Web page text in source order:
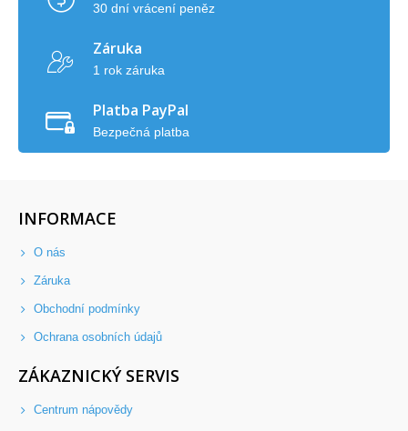
30 dní vrácení peněz
Záruka
1 rok záruka
Platba PayPal
Bezpečná platba
INFORMACE
O nás
Záruka
Obchodní podmínky
Ochrana osobních údajů
ZÁKAZNICKÝ SERVIS
Centrum nápovědy